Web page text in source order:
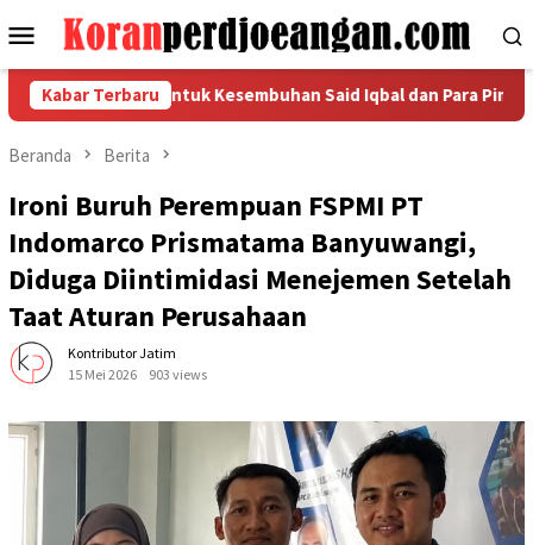
ke
Menu
Mobile
Kabar Terbaru
Bersama untuk Kesembuhan Said Iqbal dan Para Pimpinan yang
Beranda Berita
Ironi Buruh Perempuan FSPMI PT
Indomarco Prismatama Banyuwangi,
Diduga Diintimidasi Menejemen Setelah
Taat Aturan Perusahaan
Kontributor Jatim
15 Mei 2026
903 views